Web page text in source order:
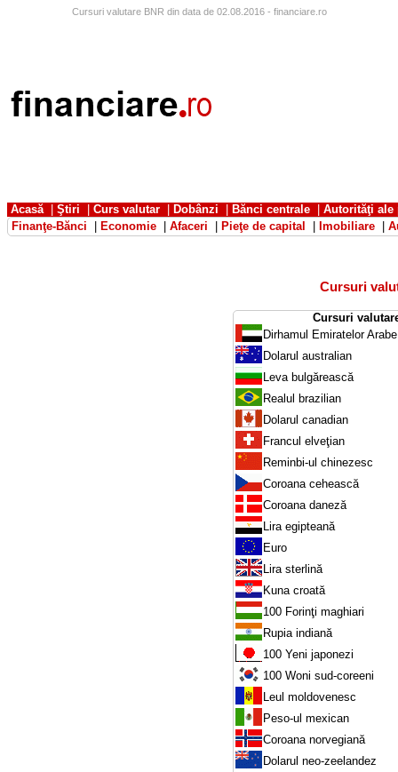
Cursuri valutare BNR din data de 02.08.2016 - financiare.ro
Acasă| Ştiri Curs valutar Dobânzi Bănci centrale
Autorităţi ale
Finanţe-Bănci
Economie Afaceri Pieţe de capital Imobiliare
Cursuri
Cursuri
Dirhamul Emiratelor
Dolarul australian
Leva bulgărească
Realul brazilian
Dolarul canadian
Francul elveţian
Reminbi-ul chinezesc
Coroana cehească
Coroana daneză
Lira egipteană
Euro
Lira sterlină
Kuna croată
100 Forinţi maghiari
Rupia indiană
100 Yeni japonezi
100 Woni sud-coreeni
Leul moldovenesc
Peso-ul mexican
Coroana norvegiană
Dolarul neo-zeelandez